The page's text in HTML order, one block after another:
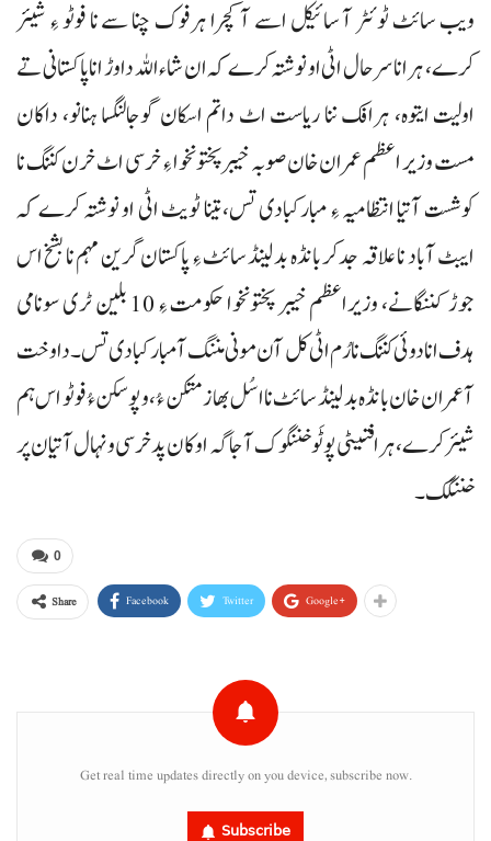
ویب سائٹ ٹوئٹر آ سائیکل اسے آ کچرا ہرفوک چنا سے نا فوٹو ءِ شیئر
کرے، ہرانا سرحال اٹی او نوشتہ کرے کہ ان شاء اللہ دا وڑ انا پاکستانی تے
اولیت ایتوہ، ہرافک ننا ریاست اٹ داتم اسکان گوجالنگسا ہنانو، داکان
مست وزیر اعظم عمران خان صوبہ خیبر پختونخوا ءِ خرسی اٹ خرن کننگ نا
کوشست آتیا انتظامیہ ءِ مبارکبادی تس، تینا ٹویٹ اٹی او نوشتہ کرے کہ
ایبٹ آباد نا علاقہ جدکر بانڈہ بدلینڈ سائٹ ءِ پاکستان گرین مہم نا بشخ اس
جوڑ کننگانے، وزیراعظم خیبر پختونخوا حکومت ءِ 10 بلین ٹری سونامی
ہدف انا دوئی کننگ نا رُم اٹی کل آن مونی مننگ آ مبارکبادی تس۔ دا وخت
آ عمران خان بانڈہ بدلینڈ سائٹ نا اسُل بھاز متکن ءُ، و پوسکن ءُ فوٹو اس ہم
شیئر کرے، ہرافتیٹی پوٹَو خننگوک آ جاگہ اوکان پد خرسی و نہال آتیان پر
خننگک۔
0
Share Facebook Twitter Google+
Get real time updates directly on you device, subscribe now.
Subscribe